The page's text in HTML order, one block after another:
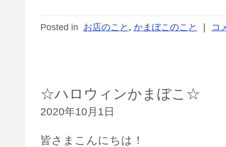
Posted in お店のこと , かまぼこのこと コ
☆ハロウィンかまぼこ☆
2020年10月1日
皆さまこんにちは！